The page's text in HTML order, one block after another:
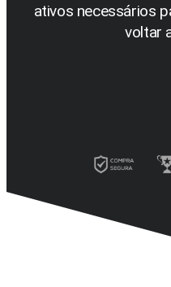
ativos necessários
voltar